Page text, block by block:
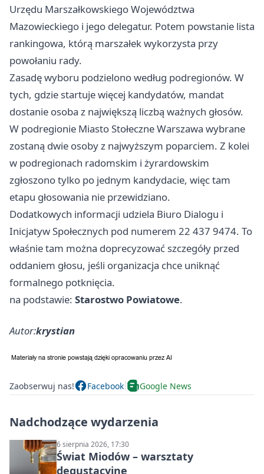
Urzędu Marszałkowskiego Województwa
Mazowieckiego i jego delegatur. Potem powstanie lista
rankingowa, którą marszałek wykorzysta przy
powołaniu rady.
Zasadę wyboru podzielono według podregionów. W
tych, gdzie startuje więcej kandydatów, mandat
dostanie osoba z największą liczbą ważnych głosów.
W podregionie Miasto StołeczneWarszawa wybrane
zostaną dwie osoby z najwyższym poparciem. Z kolei
w podregionach radomskim i żyrardowskim
zgłoszono tylko po jednym kandydacie, więc tam
etapu głosowania nie przewidziano.
Dodatkowych informacji udziela Biuro Dialogu i
Inicjatyw Społecznych pod numerem 22 437 9474. To
właśnie tam można doprecyzować szczegóły przed
oddaniem głosu, jeśli organizacja chce uniknąć
formalnego potknięcia.
na podstawie: Starostwo Powiatowe.
Autor:krystian
Zaobserwuj nas! Facebook Google News
Nadchodzące wydarzenia
6 sierpnia 2026, 17:30
Świat Miodów – warsztaty
degustacyjne